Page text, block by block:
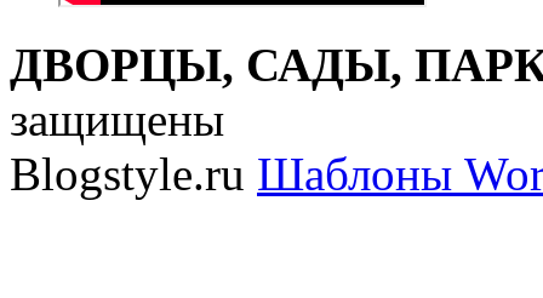
ДВОРЦЫ, САДЫ,
защищены
Blogstyle.ru Шаблоны